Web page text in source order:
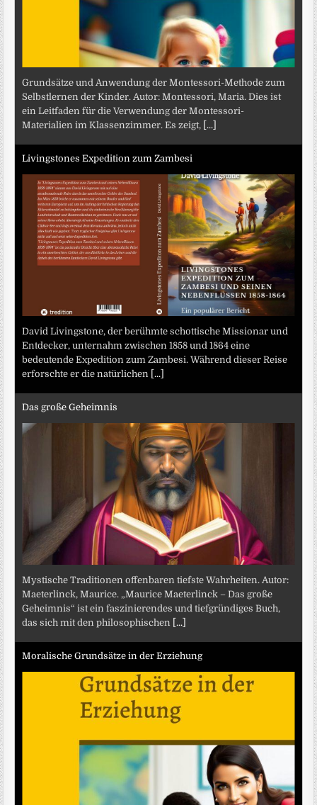
Grundsätze und Anwendung der Montessori-Methode zum
Selbstlernen der Kinder. Autor: Montessori, Maria. Dies ist
ein Leitfaden für die Verwendung der Montessori-
Materialien im Klassenzimmer. Es zeigt, [...]
Livingstones Expedition zum Zambesi
David Livingstone, der berühmte schottische Missionar und
Entdecker, unternahm zwischen 1858 und 1864 eine
bedeutende Expedition zum Zambesi. Während dieser Reise
erforschte er die natürlichen [...]
Das große Geheimnis
Mystische Traditionen offenbaren tiefste Wahrheiten. Autor:
Maeterlinck, Maurice. „Maurice Maeterlinck – Das große
Geheimnis“ ist ein faszinierendes und tiefgründiges Buch,
das sich mit den philosophischen [...]
Moralische Grundsätze in der Erziehung